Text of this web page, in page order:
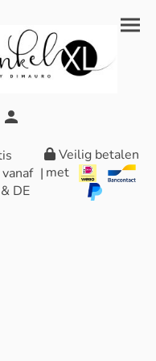
DE
|
Veilig betalen
met